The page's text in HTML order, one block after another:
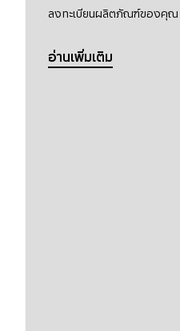
ลงทะเบียนผลิตภัณฑ์ของคุณ
อ่านเพิ่มเติม